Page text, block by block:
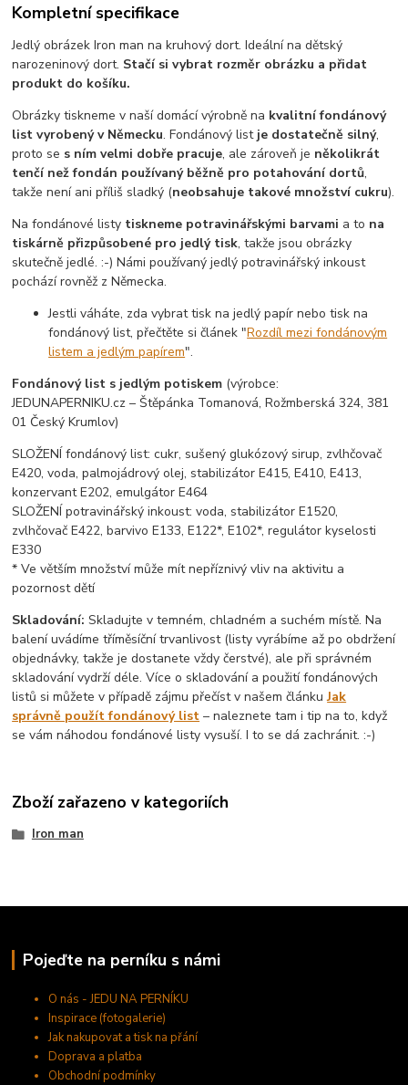
Kompletní specifikace
Jedlý obrázek Iron man na kruhový dort. Ideální na dětský
narozeninový dort. Stačí si vybrat rozměr obrázku a přidat
produkt do košíku.
Obrázky tiskneme v naší domácí výrobně na kvalitní fondánový
list vyrobený v Německu. Fondánový list je dostatečně silný,
proto se s ním velmi dobře pracuje, ale zároveň je několikrát
tenčí než fondán používaný běžně pro potahování dortů,
takže není ani příliš sladký (neobsahuje takové množství cukru).
Na fondánové listy tiskneme potravinářskými barvami a to na
tiskárně přizpůsobené pro jedlý tisk, takže jsou obrázky
skutečně jedlé. :-) Námi používaný jedlý potravinářský inkoust
pochází rovněž z Německa.
Jestli váháte, zda vybrat tisk na jedlý papír nebo tisk na
fondánový list, přečtěte si článek "Rozdíl mezi fondánovým
listem a jedlým papírem".
Fondánový list s jedlým potiskem (výrobce:
JEDUNAPERNIKU.cz – Štěpánka Tomanová, Rožmberská 324, 381
01 Český Krumlov)
SLOŽENÍ fondánový list: cukr, sušený glukózový sirup, zvlhčovač
E420, voda, palmojádrový olej, stabilizátor E415, E410, E413,
konzervant E202, emulgátor E464
SLOŽENÍ potravinářský inkoust: voda, stabilizátor E1520,
zvlhčovač E422, barvivo E133, E122*, E102*, regulátor kyselosti
E330
* Ve větším množství může mít nepříznivý vliv na aktivitu a
pozornost dětí
Skladování: Skladujte v temném, chladném a suchém místě. Na
balení uvádíme tříměsíční trvanlivost (listy vyrábíme až po obdržení
objednávky, takže je dostanete vždy čerstvé), ale při správném
skladování vydrží déle. Více o skladování a použití fondánových
listů si můžete v případě zájmu přečíst v našem článkuJak
správně použít fondánový list – naleznete tam i tip na to, když
se vám náhodou fondánové listy vysuší. I to se dá zachránit. :-)
Zboží zařazeno v kategoriích
Iron man
Pojeďte na perníku s námi
O nás - JEDU NA PERNÍKU
Inspirace (fotogalerie)
Jak nakupovat a tisk na přání
Doprava a platba
Obchodní podmínky